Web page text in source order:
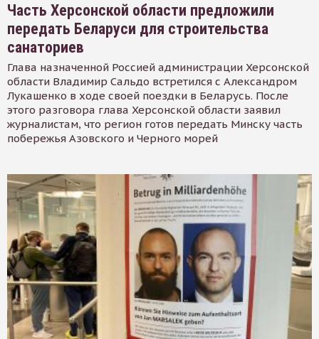
Часть Херсонской области предложили
передать Беларуси для строительства
санаториев
Глава назначенной Россией администрации Херсонской
области Владимир Сальдо встретился с Александром
Лукашенко в ходе своей поездки в Беларусь. После
этого разговора глава Херсонской области заявил
журналистам, что регион готов передать Минску часть
побережья Азовского и Черного морей